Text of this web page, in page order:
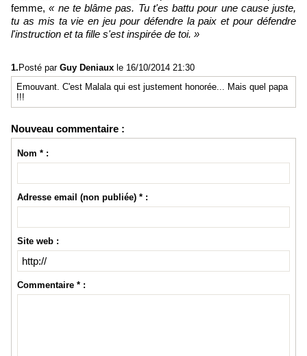
femme,« ne te blâme pas. Tu t'es battu pour une cause juste,
tu as mis ta vie en jeu pour défendre la paix et pour défendre
l'instruction et ta fille s'est inspirée de toi. »
1. Posté par Guy Deniaux le 16/10/2014 21:30
Emouvant. C'est Malala qui est justement honorée... Mais quel papa
!!!
Nouveau commentaire :
Nom * :
Adresse email (non publiée) * :
Site web :
Commentaire * :